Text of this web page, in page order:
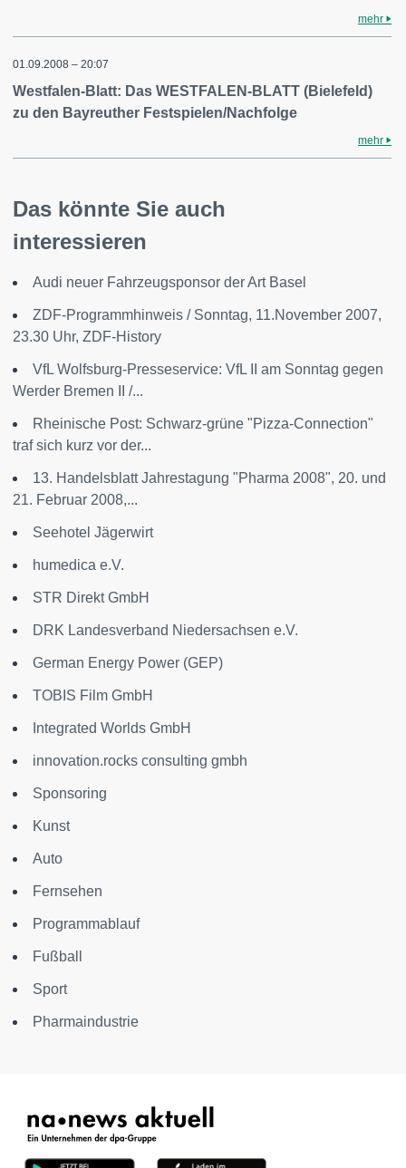
mehr
01.09.2008 – 20:07
Westfalen-Blatt: Das WESTFALEN-BLATT (Bielefeld)
zu den Bayreuther Festspielen/Nachfolge
mehr
Das könnte Sie auch
interessieren
Audi neuer Fahrzeugsponsor der Art Basel
ZDF-Programmhinweis / Sonntag, 11.November 2007,
23.30 Uhr, ZDF-History
VfL Wolfsburg-Presseservice: VfL II am Sonntag gegen
Werder Bremen II /...
Rheinische Post: Schwarz-grüne "Pizza-Connection"
traf sich kurz vor der...
13. Handelsblatt Jahrestagung "Pharma 2008", 20. und
21. Februar 2008,...
Seehotel Jägerwirt
humedica e.V.
STR Direkt GmbH
DRK Landesverband Niedersachsen e.V.
German Energy Power (GEP)
TOBIS Film GmbH
Integrated Worlds GmbH
innovation.rocks consulting gmbh
Sponsoring
Kunst
Auto
Fernsehen
Programmablauf
Fußball
Sport
Pharmaindustrie